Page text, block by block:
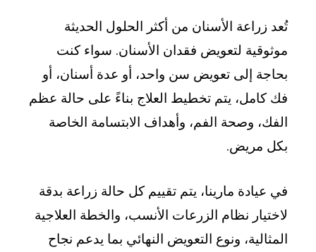
الأسنان من أكثر الحلول الحديثة
لتعويض فقدان الأسنان. سواء كنت
إلى تعويض سن واحد، أو عدة أسنان، أو
يتم تخطيط العلاج بناءً على حالة عظم
وصحة الفم، وأهداف الابتسامة الخاصة
مارينا، يتم تقييم كل حالة زراعة بدقة
نظام الزرعات الأنسب، والخطة العلاجية
ونوع التعويض النهائي بما يدعم نجاح